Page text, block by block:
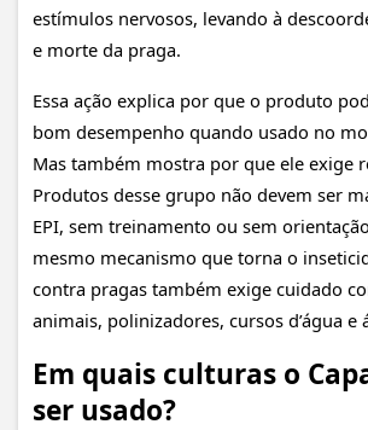
estímulos nervosos, levando à
e morte da praga.
Essa ação explica por que o produto
bom desempenho quando usado no
Mas também mostra por que ele exige
Produtos desse grupo não devem ser
EPI, sem treinamento ou sem
mesmo mecanismo que torna o
contra pragas também exige cuidado
animais, polinizadores, cursos d’água e
Em quais culturas o
ser usado?